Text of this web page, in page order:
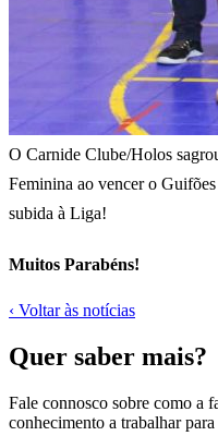
O Carnide Clube/Holos
Feminina ao vencer o
subida à Liga!
Muitos Parabéns!
‹ Voltar às notícias
Quer saber mais?
Fale connosco sobre como a
conhecimento a trabalhar